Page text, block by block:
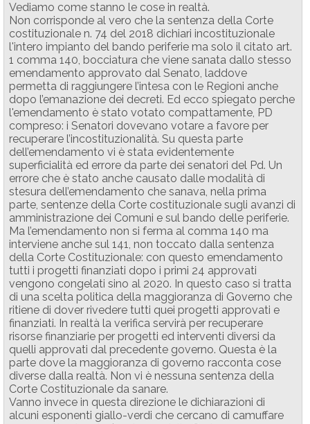
Vediamo come stanno le cose in realtà.
Non corrisponde al vero che la sentenza della Corte
costituzionale n. 74 del 2018 dichiari incostituzionale
l'intero impianto del bando periferie ma solo il citato art.
1 comma 140, bocciatura che viene sanata dallo stesso
emendamento approvato dal Senato, laddove
permetta di raggiungere l’intesa con le Regioni anche
dopo l’emanazione dei decreti. Ed ecco spiegato perche
l'emendamento è stato votato compattamente, PD
compreso: i Senatori dovevano votare a favore per
recuperare l’incostituzionalità. Su questa parte
dell’emendamento vi è stata evidentemente
superficialità ed errore da parte dei senatori del Pd. Un
errore che è stato anche causato dalle modalità di
stesura dell’emendamento che sanava, nella prima
parte, sentenze della Corte costituzionale sugli avanzi di
amministrazione dei Comuni e sul bando delle periferie.
Ma l’emendamento non si ferma al comma 140 ma
interviene anche sul 141, non toccato dalla sentenza
della Corte Costituzionale: con questo emendamento
tutti i progetti finanziati dopo i primi 24 approvati
vengono congelati sino al 2020. In questo caso si tratta
di una scelta politica della maggioranza di Governo che
ritiene di dover rivedere tutti quei progetti approvati e
finanziati. In realtà la verifica servirà per recuperare
risorse finanziarie per progetti ed interventi diversi da
quelli approvati dal precedente governo. Questa è la
parte dove la maggioranza di governo racconta cose
diverse dalla realtà. Non vi è nessuna sentenza della
Corte Costituzionale da sanare.
Vanno invece in questa direzione le dichiarazioni di
alcuni esponenti giallo-verdi che cercano di camuffare